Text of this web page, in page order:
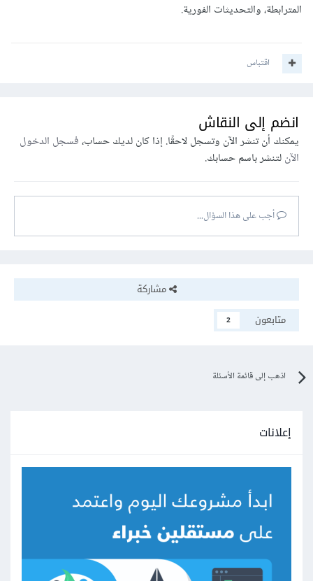
المترابطة، والتحديثات الفورية.
اقتباس
انضم إلى النقاش
يمكنك أن تنشر الآن وتسجل لاحقًا. إذا كان لديك حساب،فسجل الدخول
الآنلتنشر باسم حسابك.
أجب على هذا السؤال...
مشاركة
متابعون
2
اذهب إلى قائمة الأسئلة
إعلانات